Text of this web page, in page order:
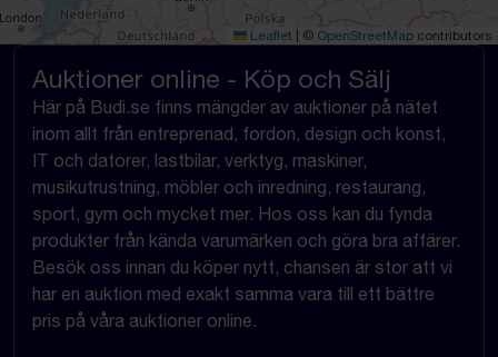
Leaflet © OpenStreetMap contributors
Auktioner online - Köp och Sälj
Här på Budi.se finns mängder av auktioner på nätet
inom allt från entreprenad, fordon, design och konst,
IT och datorer, lastbilar, verktyg, maskiner,
musikutrustning, möbler och inredning, restaurang,
sport, gym och mycket mer. Hos oss kan du fynda
produkter från kända varumärken och göra bra affärer.
Besök oss innan du köper nytt, chansen är stor att vi
har en auktion med exakt samma vara till ett bättre
pris på våra auktioner online.